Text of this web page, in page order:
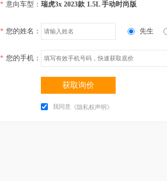
* 意向车型： 瑞虎3x 2023款 1.5L 手动时尚版
* 您的姓名： 先生
* 您的手机：
获取询价
我同意 《隐私权声明》